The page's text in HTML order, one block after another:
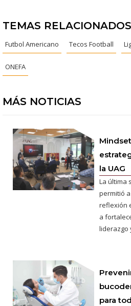
TEMAS RELACIONADOS
Futbol Americano Tecos Football
ONEFA
MÁS NOTICIAS
la UAG
La última
permitió
reflexión
a
liderazgo
para